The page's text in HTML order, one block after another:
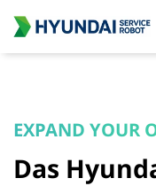
EXPAND YOUR
Das